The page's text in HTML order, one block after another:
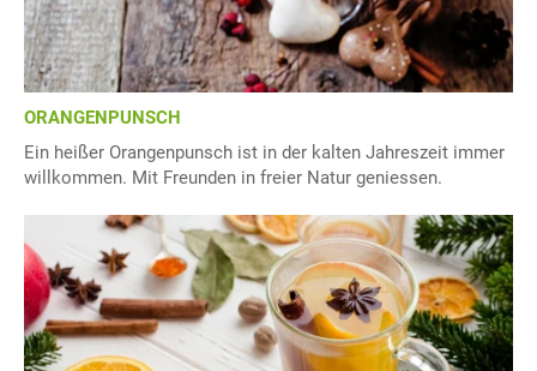
ORANGENPUNSCH
Ein heißer Orangenpunsch ist in der kalten Jahreszeit immer
willkommen. Mit Freunden in freier Natur geniessen.